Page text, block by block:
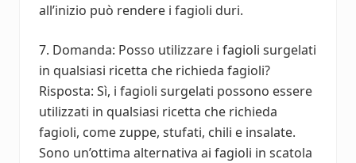
all’inizio può rendere i fagioli duri.
7. Domanda: Posso utilizzare i fagioli surgelati
in qualsiasi ricetta che richieda fagioli?
Risposta: Sì, i fagioli surgelati possono essere
utilizzati in qualsiasi ricetta che richieda
fagioli, come zuppe, stufati, chili e insalate.
Sono un’ottima alternativa ai fagioli in scatola